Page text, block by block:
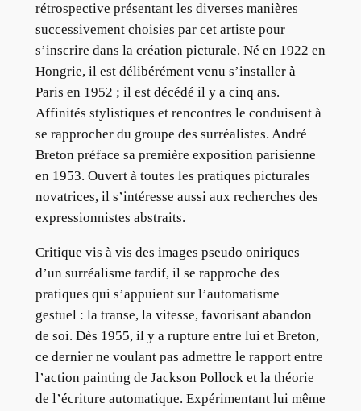
rétrospective présentant les diverses manières
successivement choisies par cet artiste pour
s’inscrire dans la création picturale. Né en 1922 en
Hongrie, il est délibérément venu s’installer à
Paris en 1952 ; il est décédé il y a cinq ans.
Affinités stylistiques et rencontres le conduisent à
se rapprocher du groupe des surréalistes. André
Breton préface sa première exposition parisienne
en 1953. Ouvert à toutes les pratiques picturales
novatrices, il s’intéresse aussi aux recherches des
expressionnistes abstraits.
Critique vis à vis des images pseudo oniriques
d’un surréalisme tardif, il se rapproche des
pratiques qui s’appuient sur l’automatisme
gestuel : la transe, la vitesse, favorisant abandon
de soi. Dès 1955, il y a rupture entre lui et Breton,
ce dernier ne voulant pas admettre le rapport entre
l’action painting de Jackson Pollock et la théorie
de l’écriture automatique. Expérimentant lui même